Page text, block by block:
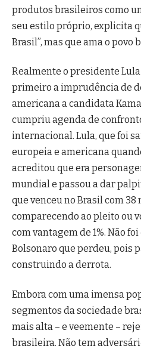
produtos brasileiros como
seu estilo próprio, explicita
Brasil”, mas que ama o povo
Realmente o presidente
primeiro a imprudência de
americana a candidata
cumpriu agenda de
internacional. Lula, que foi
europeia e americana
acreditou que era
mundial e passou a dar
que venceu no Brasil com
comparecendo ao pleito ou
com vantagem de 1%. Não
Bolsonaro que perdeu, pois
construindo a derrota.
Embora com uma imensa
segmentos da sociedade
mais alta – e veemente –
brasileira. Não tem